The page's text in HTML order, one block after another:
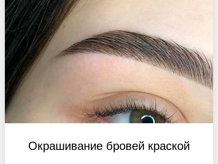
Окрашивание бровей краской